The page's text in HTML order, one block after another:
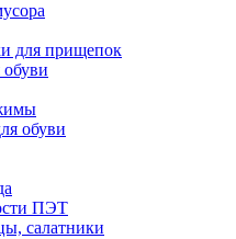
для прищепок
обуви
ПЭТ
салатники